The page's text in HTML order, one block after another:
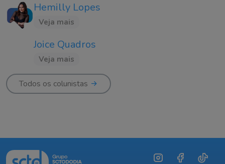
Hemilly Lopes
Veja mais
Joice Quadros
Veja mais
Todos os colunistas